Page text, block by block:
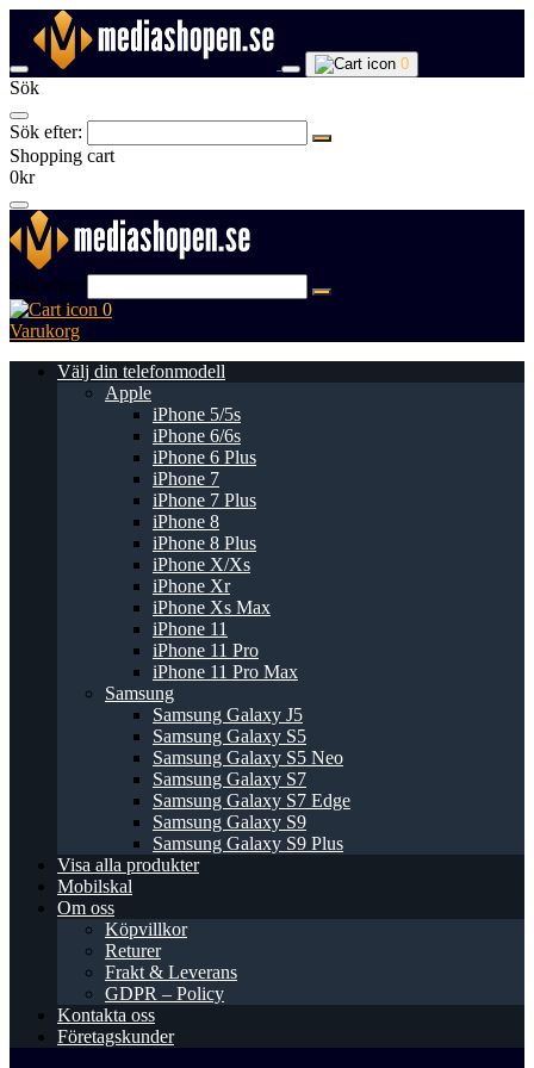
0
Sök
Sök efter:
Shopping cart
0kr
Sök efter:
0
Varukorg
Välj din telefonmodell
Apple
iPhone 5/5s
iPhone 6/6s
iPhone 6 Plus
iPhone 7
iPhone 7 Plus
iPhone 8
iPhone 8 Plus
iPhone X/Xs
iPhone Xr
iPhone Xs Max
iPhone 11
iPhone 11 Pro
iPhone 11 Pro Max
Samsung
Samsung Galaxy J5
Samsung Galaxy S5
Samsung Galaxy S5 Neo
Samsung Galaxy S7
Samsung Galaxy S7 Edge
Samsung Galaxy S9
Samsung Galaxy S9 Plus
Visa alla produkter
Mobilskal
Om oss
Köpvillkor
Returer
Frakt & Leverans
GDPR – Policy
Kontakta oss
Företagskunder